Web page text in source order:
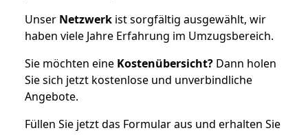
Unser Netzwerk ist sorgfältig ausgewählt, wir
haben viele Jahre Erfahrung im Umzugsbereich.
Sie möchten eine Kostenübersicht? Dann holen
Sie sich jetzt kostenlose und unverbindliche
Angebote.
Füllen Sie jetzt das Formular aus und erhalten Sie